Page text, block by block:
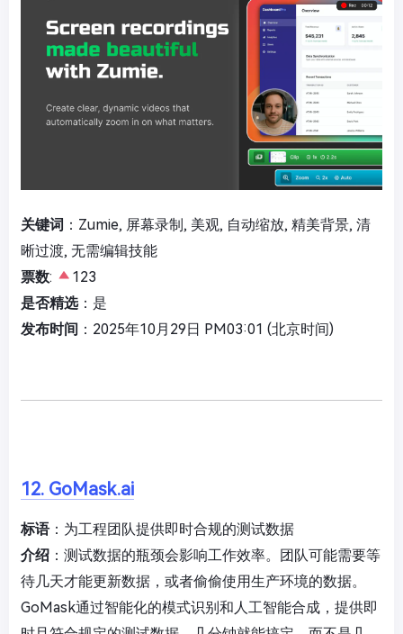
关键词 ：Zumie, 屏幕录制, 美观, 自动缩放, 精美背景, 清
晰过渡, 无需编辑技能
票数:
123
是否精选：是
发布时间 ：2025年10月29日 PM03:01 (北京时间)
12. GoMask.ai
标语：为工程团队提供即时合规的测试数据
介绍 ：测试数据的瓶颈会影响工作效率。团队可能需要等
待几天才能更新数据，或者偷偷使用生产环境的数据。
GoMask通过智能化的模式识别和人工智能合成，提供即